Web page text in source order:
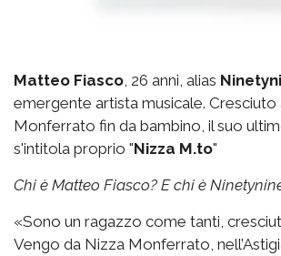
Matteo Fiasco , 26 anni, alias
emergente artista musicale. Cresciuto
Monferrato fin da bambino, il suo
s'intitola proprio "Nizza M.to"
Chi è Matteo Fiasco? E chi è
«Sono un ragazzo come tanti,
Vengo da Nizza Monferrato,